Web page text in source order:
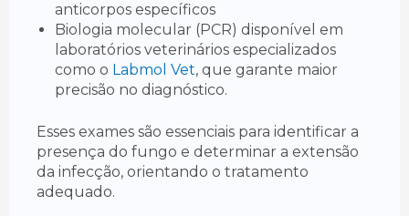
anticorpos específicos
Biologia molecular (PCR) disponível em
laboratórios veterinários especializados
como o Labmol Vet, que garante maior
precisão no diagnóstico.
Esses exames são essenciais para identificar a
presença do fungo e determinar a extensão
da infecção, orientando o tratamento
adequado.